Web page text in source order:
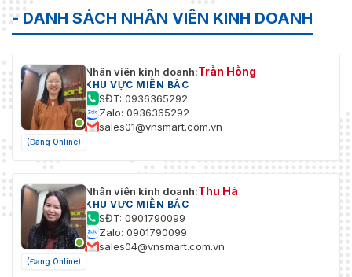
- DANH SÁCH NHÂN VIÊN KINH DOANH
(Đang Online)
Nhân viên kinh doanh:Trần Hồng
KHU VỰC MIỀN BẮC
SĐT: 0936365292
Zalo: 0936365292
sales01@vnsmart.com.vn
(Đang Online)
Nhân viên kinh doanh:Thu Hà
KHU VỰC MIỀN BẮC
SĐT: 0901790099
Zalo: 0901790099
sales04@vnsmart.com.vn